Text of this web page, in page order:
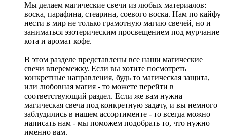
Мы делаем магические свечи из любых материалов:
воска, парафина, стеарина, соевого воска. Нам по кайфу
нести в мир не только грамотную магию свечей, но и
заниматься эзотерическим просвещением под мурчание
кота и аромат кофе.
В этом разделе представлены все наши магические
свечи вперемежку. Если вы хотите посмотреть
конкретные направления, будь то магическая защита,
или любовная магия - то можете перейти в
соответствующий раздел. Если же вам нужна
магическая свеча под конкретную задачу, и вы немного
заблудились в нашем ассортименте - то всегда можно
написать нам - мы поможем подобрать то, что нужно
именно вам.